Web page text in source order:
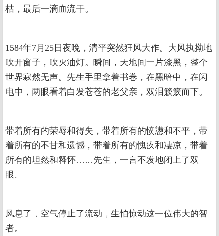
枯，最后一滴血流干。
1584年7月25日夜晚，清平突然狂风大作。大风执拗地
吹开窗子，吹灭油灯。瞬间，天地间一片漆黑，整个
世界寂然无声。先生手里拿着书卷，在黑暗中，在闪
电中，两眼看着白发苍苍的老父亲，双泪簌簌而下。
带着所有的荣辱和得失，带着所有的愤懑和不平，带
着所有的不甘和遗憾，带着所有的愧疚和凄凉，带着
所有的坦然和释怀……先生，一言不发地闭上了双
眼。
风息了，空气停止了流动，生怕惊动这一位伟大的智
者。